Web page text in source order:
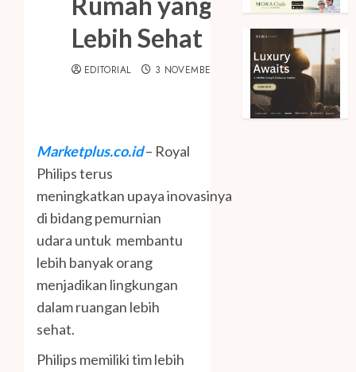
Lebih Sehat
EDITORIAL 3 NOVEMBER 2020
Marketplus.co.id– Royal
Philips terus
meningkatkan upaya inovasinya
di bidang pemurnian
udara untuk membantu
lebih banyak orang
menjadikan lingkungan
dalam ruangan lebih
sehat.
Philips memiliki tim lebih